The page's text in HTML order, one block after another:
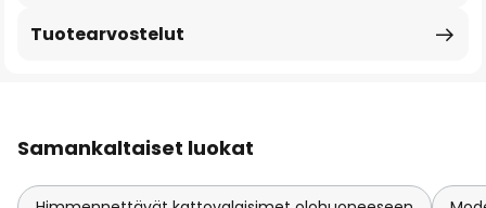
Tuotearvostelut
Samankaltaiset luokat